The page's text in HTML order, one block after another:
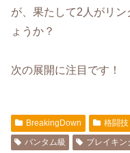
が、果たして2人がリ
ょうか？
次の展開に注目です！
BreakingDown 格闘技
バンタム級
ブレイキン